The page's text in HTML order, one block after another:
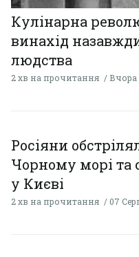
Кулінарна
винахід
людства
2 хв на прочитання Вчора
Росіяни
Чорному морі та
у Києві
2 хв на прочитання 07